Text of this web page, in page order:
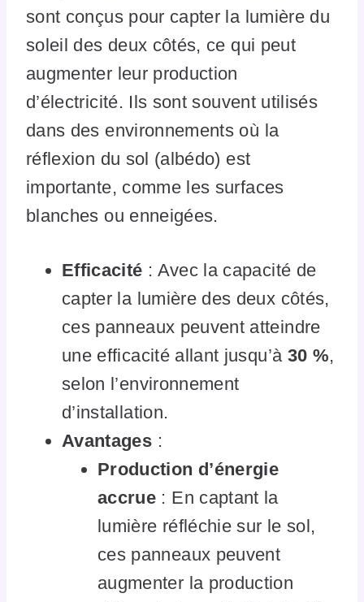
sont conçus pour capter la lumière du
soleil des deux côtés, ce qui peut
augmenter leur production
d’électricité. Ils sont souvent utilisés
dans des environnements où la
réflexion du sol (albédo) est
importante, comme les surfaces
blanches ou enneigées.
Efficacité : Avec la capacité de
capter la lumière des deux côtés,
ces panneaux peuvent atteindre
une efficacité allant jusqu’à 30 %,
selon l’environnement
d’installation.
Avantages :
Production d’énergie
accrue : En captant la
lumière réfléchie sur le sol,
ces panneaux peuvent
augmenter la production